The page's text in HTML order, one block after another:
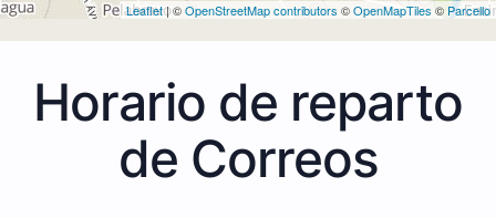
Leaflet| ©OpenStreetMap contributors ©OpenMapTiles © Parcello
Horario de reparto
de Correos